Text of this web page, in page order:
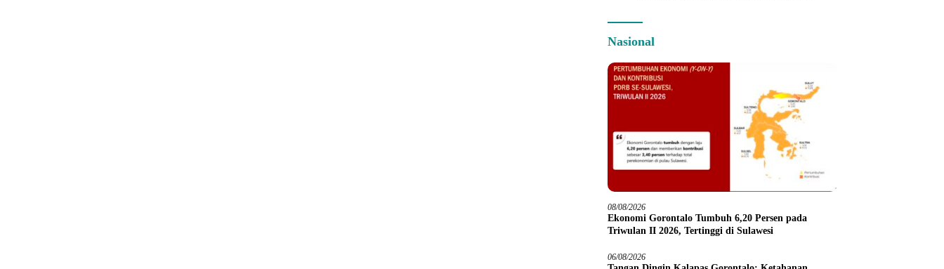
Nasional
08/08/2026
Ekonomi Gorontalo Tumbuh 6,20 Persen pada
Triwulan II 2026, Tertinggi di Sulawesi
06/08/2026